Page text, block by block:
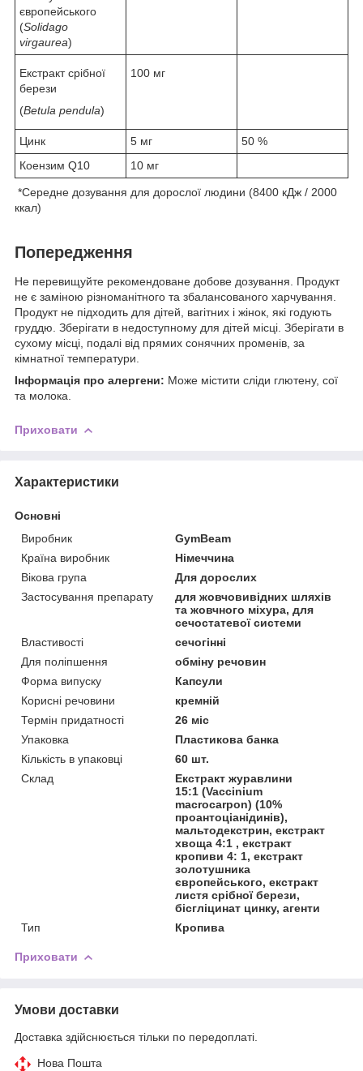
європейського
(Solidago
virgaurea)
Екстракт срібної
берези
(Betula pendula)
100 мг
Цинк 5 мг
50 %
Коензим Q10
10 мг
*Середне дозування для дорослої людини (8400 кДж / 2000
ккал)
Попередження
Не перевищуйте рекомендоване добове дозування. Продукт
не є заміною різноманітного та збалансованого харчування.
Продукт не підходить для дітей, вагітних і жінок, які годують
груддю. Зберігати в недоступному для дітей місці. Зберігати в
сухому місці, подалі від прямих сонячних променів, за
кімнатної температури.
Інформація про алергени: Може містити сліди глютену, сої
та молока.
Приховати
Характеристики
Основні
Виробник
GymBeam
Країна виробник
Німеччина
Вікова група
Для дорослих
Застосування препарату
для жовчовивідних шляхів
та жовчного міхура, для
сечостатевої системи
Властивості
сечогінні
Для поліпшення
обміну речовин
Форма випуску
Капсули
Корисні речовини
кремній
Термін придатності
26 міс
Упаковка
Пластикова банка
Кількість в упаковці
60 шт.
Склад
Екстракт журавлини
15:1 (Vaccinium
macrocarpon) (10%
проантоціанідинів),
мальтодекстрин, екстракт
хвоща 4:1 , екстракт
кропиви 4: 1, екстракт
золотушника
європейського, екстракт
листя срібної берези,
бісгліцинат цинку, агенти
Тип
Кропива
Приховати
Умови доставки
Доставка здійснюється тільки по передоплаті.
Нова Пошта